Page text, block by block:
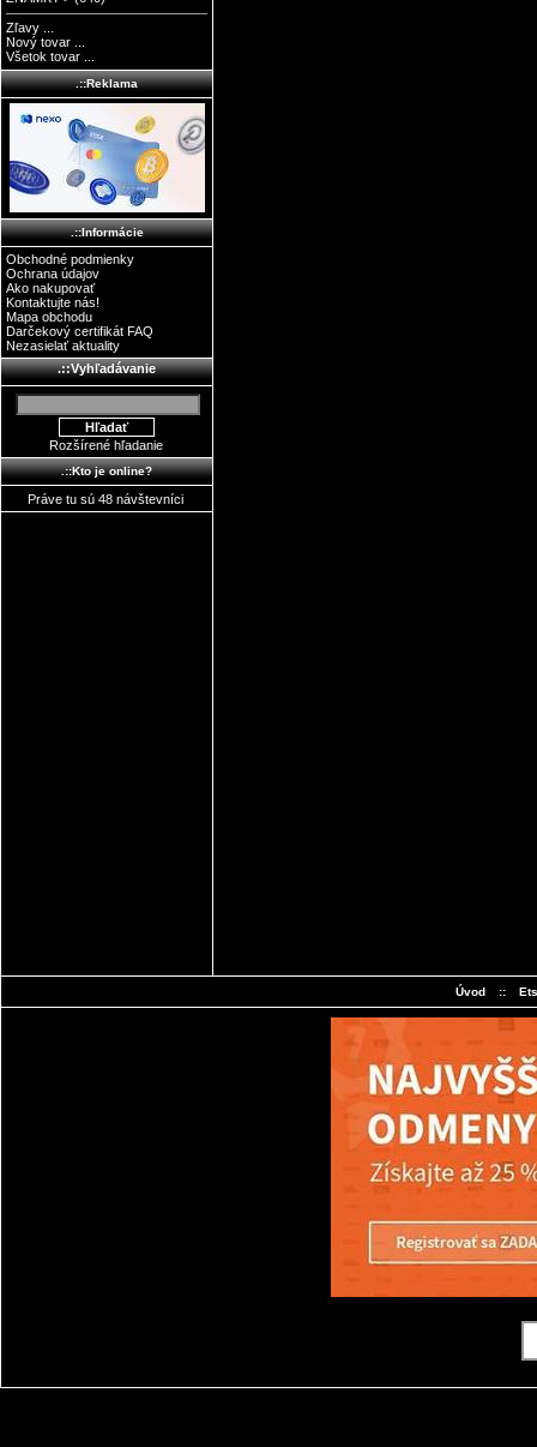
Zľavy ...
Nový tovar ...
Všetok tovar ...
.::Reklama
.::Informácie
Obchodné podmienky
Ochrana údajov
Ako nakupovať
Kontaktujte nás!
Mapa obchodu
Darčekový certifikát FAQ
Nezasielať aktuality
.::Vyhľadávanie
Rozšírené hľadanie
.::Kto je online?
Práve tu sú 48 návštevníci
Úvod ::